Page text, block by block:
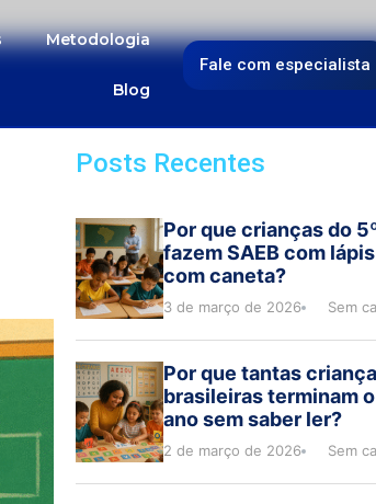
Metodologia
Blog
Fale com especialista
Posts Recentes
Por que crianças do
fazem SAEB com
com caneta?
3 de março de 2026 Sem
Por que tantas
brasileiras terminam
ano sem saber ler?
2 de março de 2026 Sem